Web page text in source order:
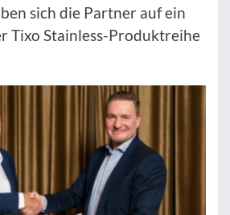
sich die Partner auf ein
Tixo Stainless-Produktreihe